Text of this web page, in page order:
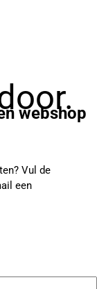
webshop
Vul de
een